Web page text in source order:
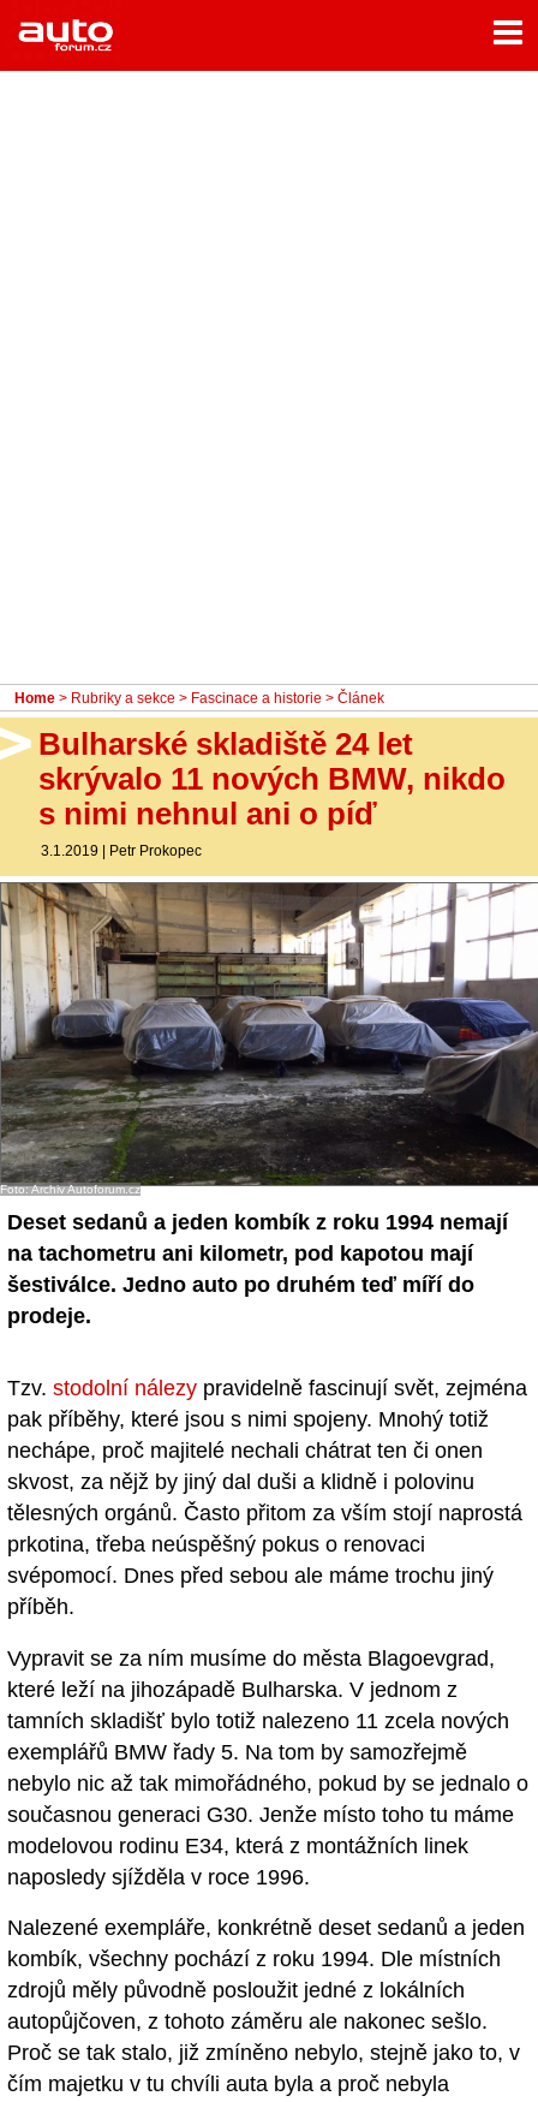
Home
Rubriky
Home > Rubriky a sekce > Fascinace a historie > Článek
Bulharské skladiště 24 let
skrývalo 11 nových BMW, nikdo
s nimi nehnul ani o píď
3.1.2019 | Petr Prokopec
Foto: Archiv Autoforum.cz
Deset sedanů a jeden kombík z roku 1994 nemají
na tachometru ani kilometr, pod kapotou mají
šestiválce. Jedno auto po druhém teď míří do
prodeje.
Tzv. stodolní nálezy pravidelně fascinují svět, zejména
pak příběhy, které jsou s nimi spojeny. Mnohý totiž
nechápe, proč majitelé nechali chátrat ten či onen
skvost, za nějž by jiný dal duši a klidně i polovinu
tělesných orgánů. Často přitom za vším stojí naprostá
prkotina, třeba neúspěšný pokus o renovaci
svépomocí. Dnes před sebou ale máme trochu jiný
příběh.
Vypravit se za ním musíme do města Blagoevgrad,
které leží na jihozápadě Bulharska. V jednom z
tamních skladišť bylo totiž nalezeno 11 zcela nových
exemplářů BMW řady 5. Na tom by samozřejmě
nebylo nic až tak mimořádného, pokud by se jednalo o
současnou generaci G30. Jenže místo toho tu máme
modelovou rodinu E34, která z montážních linek
naposledy sjížděla v roce 1996.
Nalezené exempláře, konkrétně deset sedanů a jeden
kombík, všechny pochází z roku 1994. Dle místních
zdrojů měly původně posloužit jedné z lokálních
autopůjčoven, z tohoto záměru ale nakonec sešlo.
Proč se tak stalo, již zmíněno nebylo, stejně jako to, v
čím majetku v tu chvíli auta byla a proč nebyla